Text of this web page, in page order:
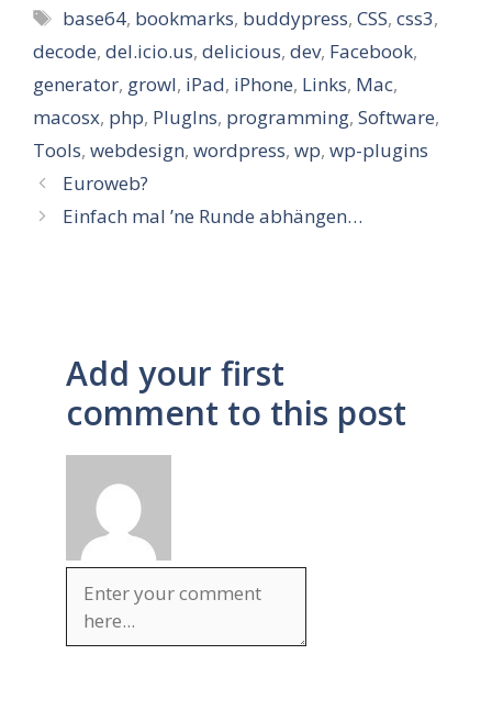
Schlagwörter
base64, bookmarks, buddypress,CSS,css3,
decode, del.icio.us, delicious, dev, Facebook,
generator, growl, iPad, iPhone, Links, Mac,
macosx, php, PlugIns, programming, Software,
Tools, webdesign, wordpress, wp, wp-plugins
Euroweb?
Einfach mal ’ne Runde abhängen…
Add your first
comment to this post